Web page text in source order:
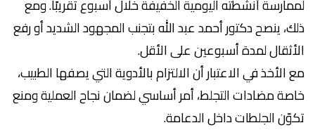
لممارسة أنشطته اليومية الخفيفة خلال أسبوع تقريبًا. ومع
ذلك، ينصح دكتور أحمد عبد الله بتجنب المجهود الشديد أو رفع
الأثقال لمدة أسبوعين على الأقل.
مع الأخذ في الاعتبار أن الالتزام بالأدوية التي يصفها الطبيب،
خاصة مضادات التجلط، أمر أساسي لضمان نجاح العملية ومنع
تكوّن الجلطات داخل الدعامة.